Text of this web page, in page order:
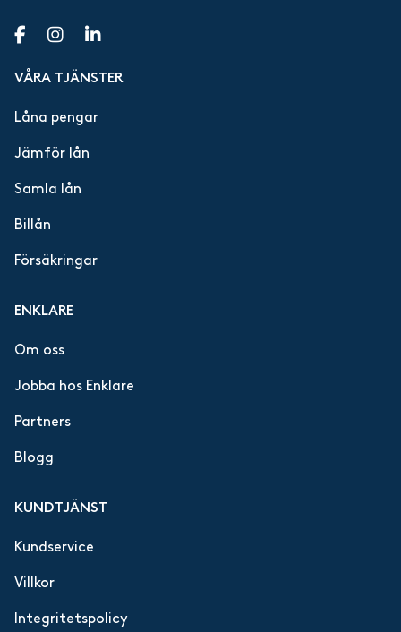
VÅRA TJÄNSTER
Låna pengar
Jämför lån
Samla lån
Billån
Försäkringar
ENKLARE
Om oss
Jobba hos Enklare
Partners
Blogg
KUNDTJÄNST
Kundservice
Villkor
Integritetspolicy